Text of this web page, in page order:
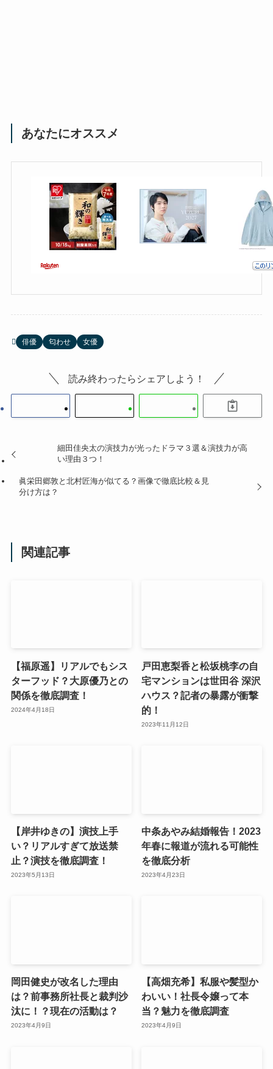
あなたにオススメ
俳優 匂わせ 女優
読み終わったらシェアしよう！
細田佳央太の演技力が光ったドラマ３選＆演技力が高
い理由３つ！
眞栄田郷敦と北村匠海が似てる？画像で徹底比較＆見
分け方は？
関連記事
【福原遥】リアルでもシス
ターフッド？大原優乃との
関係を徹底調査！
2024年4月18日
戸田恵梨香と松坂桃李の自
宅マンションは世田谷 深沢
ハウス？記者の暴露が衝撃
的！
2023年11月12日
【岸井ゆきの】演技上手
い？リアルすぎて放送禁
止？演技を徹底調査！
2023年5月13日
中条あやみ結婚報告！2023
年春に報道が流れる可能性
を徹底分析
2023年4月23日
岡田健史が改名した理由
は？前事務所社長と裁判沙
汰に！？現在の活動は？
2023年4月9日
【高畑充希】私服や髪型か
わいい！社長令嬢って本
当？魅力を徹底調査
2023年4月9日